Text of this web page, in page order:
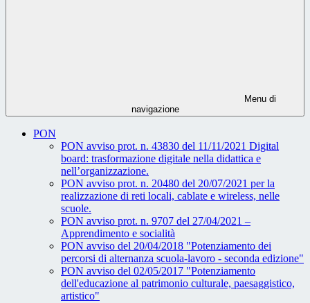
Menu di
navigazione
PON
PON avviso prot. n. 43830 del 11/11/2021 Digital
board: trasformazione digitale nella didattica e
nell’organizzazione.
PON avviso prot. n. 20480 del 20/07/2021 per la
realizzazione di reti locali, cablate e wireless, nelle
scuole.
PON avviso prot. n. 9707 del 27/04/2021 –
Apprendimento e socialità
PON avviso del 20/04/2018 "Potenziamento dei
percorsi di alternanza scuola-lavoro - seconda edizione"
PON avviso del 02/05/2017 "Potenziamento
dell'educazione al patrimonio culturale, paesaggistico,
artistico"